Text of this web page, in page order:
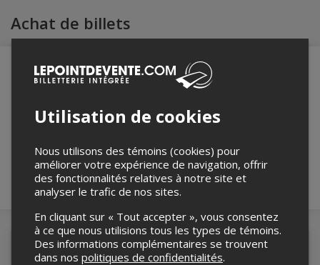
Achat de billets
robot ci-bas.
Détails de l'événement
Utilisation de cookies
Nous utilisons des témoins (cookies) pour
améliorer votre expérience de navigation, offrir
des fonctionnalités relatives à notre site et
analyser le trafic de nos sites.
En cliquant sur « Tout accepter », vous consentez
à ce que nous utilisions tous les types de témoins.
Des informations complémentaires se trouvent
dans nos politiques de confidentialités.